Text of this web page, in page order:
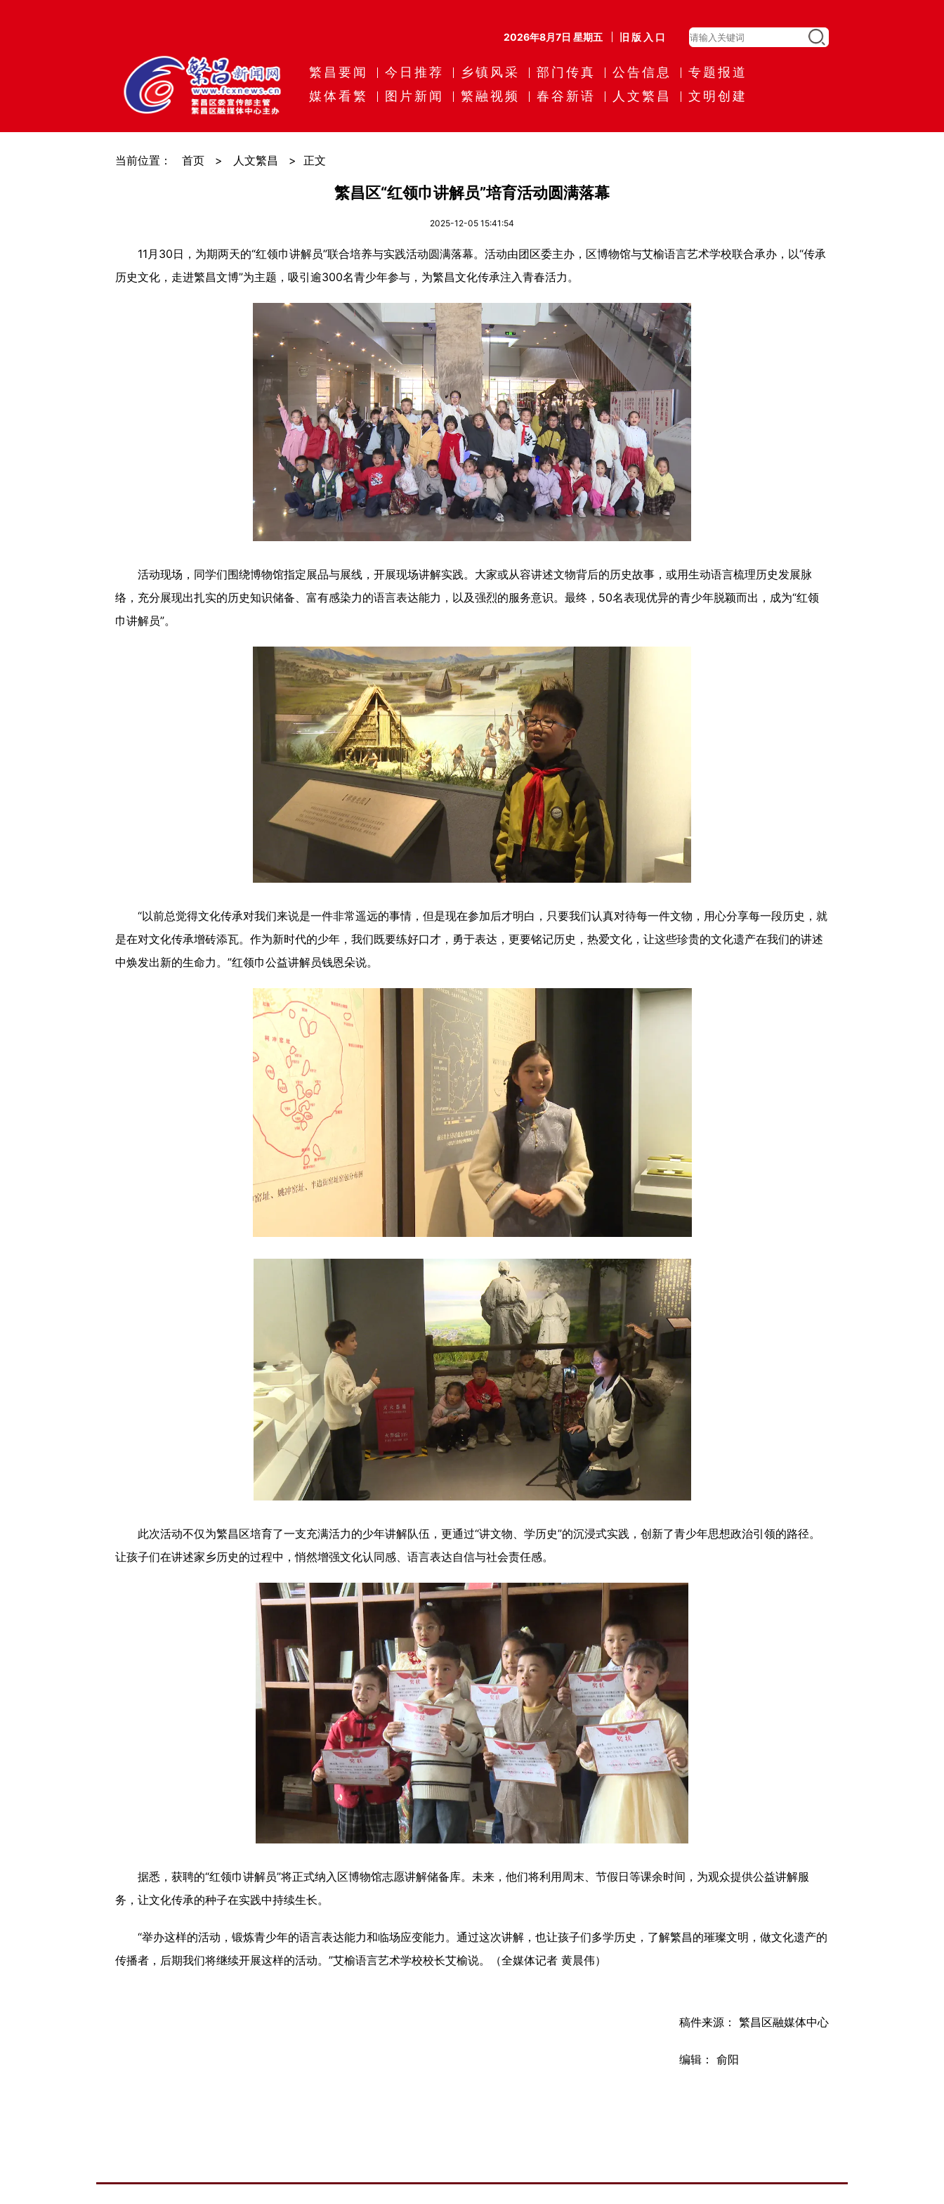
2026年8月7日 星期五 旧版入口
繁昌要闻 今日推荐 乡镇风采 部门传真 公告信息
专题报道
媒体看繁
图片新闻 繁融视频 春谷新语 人文繁昌 文明创建
当前位置： 首页 > 人文繁昌 > 正文
繁昌区“红领巾讲解员”培育活动圆满落幕
2025-12-05 15:41:54
11月30日，为期两天的“红领巾讲解员”联合培养与实践活动圆满落幕。活动由团区委主办，区博物馆与艾榆语言艺术学校联合承办，以“传承
历史文化，走进繁昌文博”为主题，吸引逾300名青少年参与，为繁昌文化传承注入青春活力。
活动现场，同学们围绕博物馆指定展品与展线，开展现场讲解实践。大家或从容讲述文物背后的历史故事，或用生动语言梳理历史发展脉
络，充分展现出扎实的历史知识储备、富有感染力的语言表达能力，以及强烈的服务意识。最终，50名表现优异的青少年脱颖而出，成为“红领
巾讲解员”。
“以前总觉得文化传承对我们来说是一件非常遥远的事情，但是现在参加后才明白，只要我们认真对待每一件文物，用心分享每一段历史，就
是在对文化传承增砖添瓦。作为新时代的少年，我们既要练好口才，勇于表达，更要铭记历史，热爱文化，让这些珍贵的文化遗产在我们的讲述
中焕发出新的生命力。”红领巾公益讲解员钱恩朵说。
此次活动不仅为繁昌区培育了一支充满活力的少年讲解队伍，更通过“讲文物、学历史”的沉浸式实践，创新了青少年思想政治引领的路径。
让孩子们在讲述家乡历史的过程中，悄然增强文化认同感、语言表达自信与社会责任感。
据悉，获聘的“红领巾讲解员”将正式纳入区博物馆志愿讲解储备库。未来，他们将利用周末、节假日等课余时间，为观众提供公益讲解服
务，让文化传承的种子在实践中持续生长。
“举办这样的活动，锻炼青少年的语言表达能力和临场应变能力。通过这次讲解，也让孩子们多学历史，了解繁昌的璀璨文明，做文化遗产的
传播者，后期我们将继续开展这样的活动。”艾榆语言艺术学校校长艾榆说。 （全媒体记者 黄晨伟）
稿件来源： 繁昌区融媒体中心
编辑： 俞阳